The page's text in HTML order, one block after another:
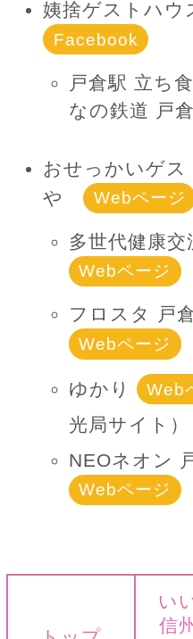
姨捨ゲストハ
Facebook
戸倉駅 立ち
なの鉄道 戸倉
おせっかいゲス
や Webページ
多世代健康
Webページ
フロスタ 戸
Webページ
ゆかり Web
光局サイト）
NEOネオン
Webページ
い
信